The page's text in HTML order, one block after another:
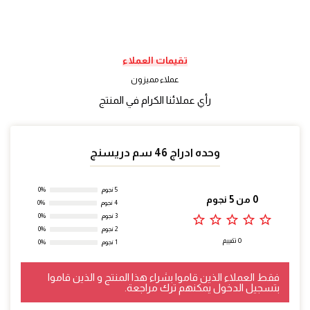
تقيمات العملاء
عملاء مميزون
رأي عملائنا الكرام في المنتج
وحده ادراج 46 سم دريسنج
0 من 5 نجوم
star_outline
star_outline
star_outline
star_outline
star_outline
0 تقييم
5 نجوم
0%
4 نجوم
0%
3 نجوم
0%
2 نجوم
0%
1 نجوم
0%
فقط العملاء الذين قاموا بشراء هذا المنتج و الذين قاموا
بتسجيل الدخول يمكنهم ترك مراجعة.